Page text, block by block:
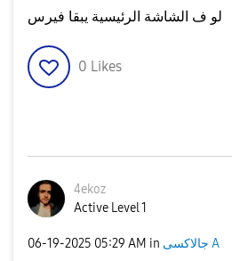
لو ف الشاشة الرئيسية يبقا فيرس
0 Likes
4ekoz
Active Level 1
‎06-19-2025 05:29 AM in جالاكسى A